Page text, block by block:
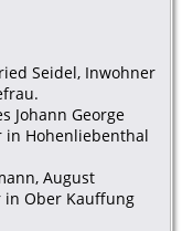
Seidel, Inwohner
Johann George
in Hohenliebenthal
August
in Ober Kauffung